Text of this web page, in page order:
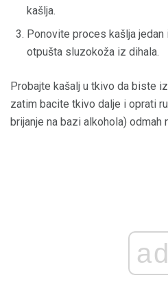
kašlja.
Ponovite proces kašlja
otpušta sluzokoža iz dihala.
Probajte kašalj u tkivo da biste
zatim bacite tkivo dalje i oprati
brijanje na bazi alkohola) odmah
ad